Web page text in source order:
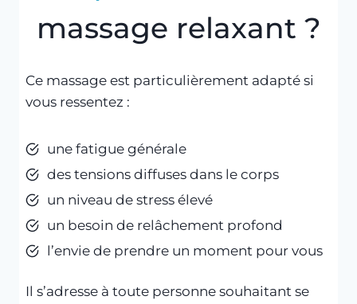
massage relaxant ?
Ce massage est particulièrement adapté si
vous ressentez :
une fatigue générale
des tensions diffuses dans le corps
un niveau de stress élevé
un besoin de relâchement profond
l’envie de prendre un moment pour vous
Il s’adresse à toute personne souhaitant se